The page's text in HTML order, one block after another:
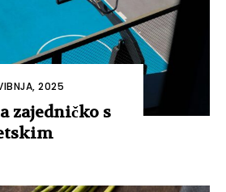
2025
zajedničko s